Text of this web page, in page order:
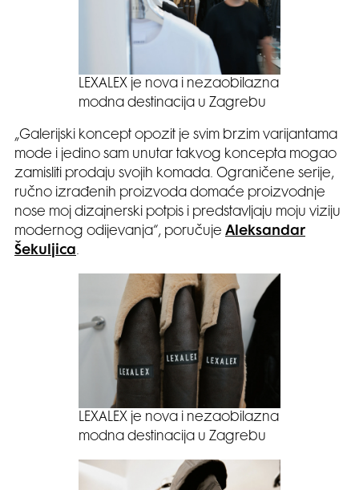
LEXALEX je nova i nezaobilazna
modna destinacija u Zagrebu
„Galerijski koncept opozit je svim brzim varijantama
mode i jedino sam unutar takvog koncepta mogao
zamisliti prodaju svojih komada. Ograničene serije,
ručno izrađenih proizvoda domaće proizvodnje
nose moj dizajnerski potpis i predstavljaju moju viziju
modernog odijevanja“, poručuje Aleksandar
Šekuljica.
LEXALEX je nova i nezaobilazna
modna destinacija u Zagrebu